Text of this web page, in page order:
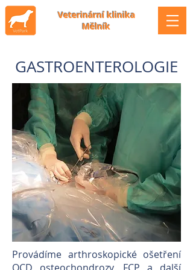
Veterinární klinika
Mělník
GASTROENTEROLOGIE
Provádíme arthroskopické ošetření